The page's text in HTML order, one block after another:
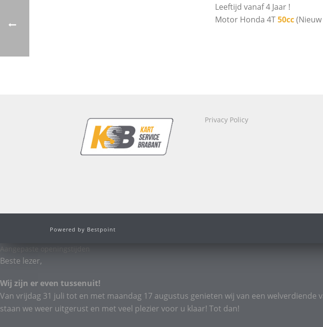
Leeftijd vanaf 4 Jaar !
Motor Honda 4T50cc(Nieuw
Privacy Policy
Powered by Bestpoint
Aangepaste openingstijden
Beste lezer,
Wij zijn er even tussenuit!
Van vrijdag 31 juli tot en met maandag 17 augustus genieten wij van een
staan we weer uitgerust en met veel plezier voor u klaar! Tot dan!